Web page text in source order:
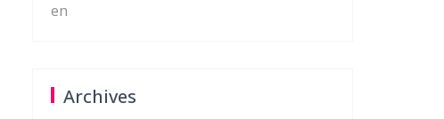
en
Archives